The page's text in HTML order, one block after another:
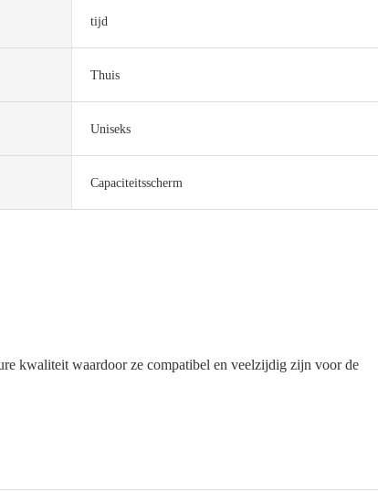
tijd
Thuis
Uniseks
Capaciteitsscherm
kwaliteit waardoor ze compatibel en veelzijdig zijn voor de